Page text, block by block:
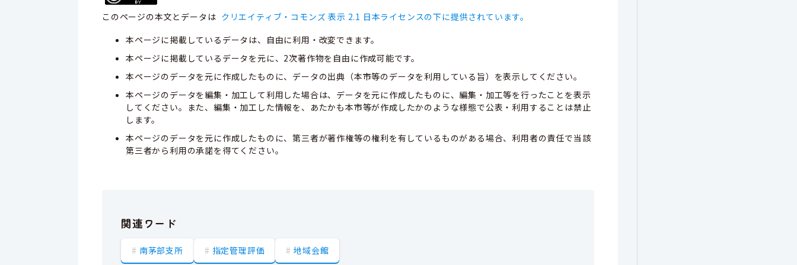
このページの本文とデータは クリエイティブ・コモンズ 表示 2.1 日本ライセンスの下に提供されています。
本ページに掲載しているデータは、自由に利用・改変できます。
本ページに掲載しているデータを元に、2次著作物を自由に作成可能です。
本ページのデータを元に作成したものに、データの出典（本市等のデータを利用している旨）を表示してください。
本ページのデータを編集・加工して利用した場合は、データを元に作成したものに、編集・加工等を行ったことを表示
してください。また、編集・加工した情報を、あたかも本市等が作成したかのような様態で公表・利用することは禁止
します。
本ページのデータを元に作成したものに、第三者が著作権等の権利を有しているものがある場合、利用者の責任で当該
第三者から利用の承諾を得てください。
関連ワード
南茅部支所 指定管理評価 地域会館